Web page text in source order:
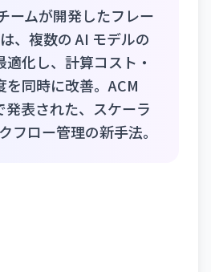
ームが開発したフレー
、複数の AI モデルの
化し、計算コスト・
を同時に改善。ACM
表された、スケーラ
フロー管理の新手法。